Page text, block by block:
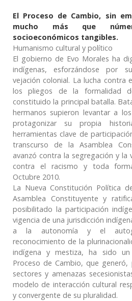
El Proceso de Cambio, sin
mucho más que
socioeconómicos tangibles.
Humanismo cultural y político
El gobierno de Evo Morales ha
indígenas, esforzándose por
vejación colonial. La lucha contra
los pliegos de la formalidad
constituido la principal batalla.
hermanos supieron levantar a
protagonizar su propia
herramientas clave de
transcurso de la Asamblea
avanzó contra la segregación y la
contra el racismo y toda
Octubre 2010.
La Nueva Constitución Política
Asamblea Constituyente y
posibilitado la participación
vigencia de una jurisdicción
a la autonomía y el
reconocimiento de la
indígena y mestiza, ha sido
Proceso de Cambio, que
sectores y amenazas
modelo de interacción cultural
y convergente de su pluralidad.